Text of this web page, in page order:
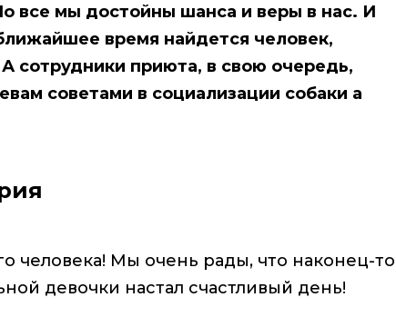
все мы достойны шанса и веры в нас. И
время найдется человек,
сотрудники приюта, в свою очередь,
советами в социализации собаки а
человека! Мы очень рады, что наконец-то
девочки настал счастливый день!